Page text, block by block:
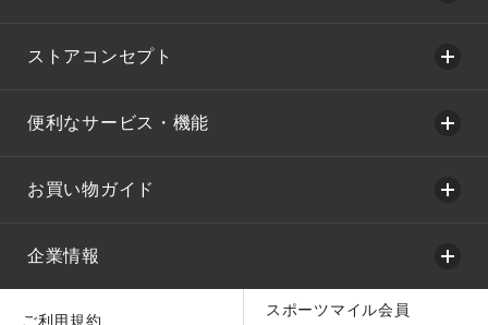
ストアコンセプト
便利なサービス・機能
お買い物ガイド
企業情報
ご利用規約
スポーツマイル会員